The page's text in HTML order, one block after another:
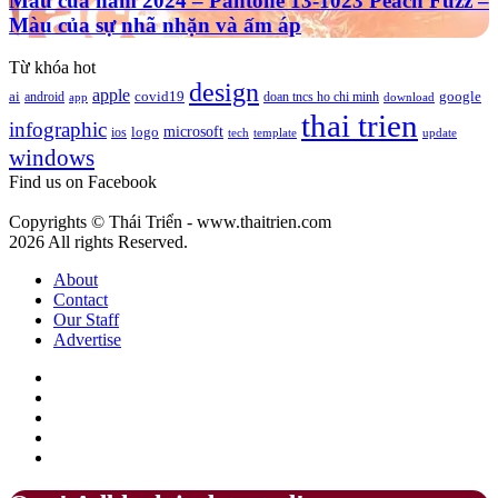
2025
màu
nâu
phê
ý
nghĩa
gì?
2024
–
Pantone
13-
1023
Fuzz
–
Màu
sự
nhã
Màu của sự nhã nhặn và ấm áp
Từ khóa hot
ai android app apple covid19 design doan tncs ho chi minh download google
infographic ios logo microsoft tech template thai trien update
windows
Find us on Facebook
Copyrights © Thái Triển - www.thaitrien.com
2026 All rights Reserved.
About
Contact
Our Staff
Advertise